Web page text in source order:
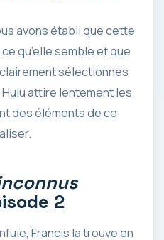
avons établi que cette
qu’elle semble et que
sélectionnés
attire lentement les
des éléments de ce
2
Francis la trouve en